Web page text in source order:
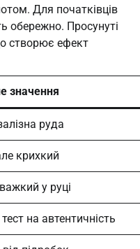
Для початківців
обережно. Просунуті
створює ефект
значення
руда
крихкий
у руці
на автентичність